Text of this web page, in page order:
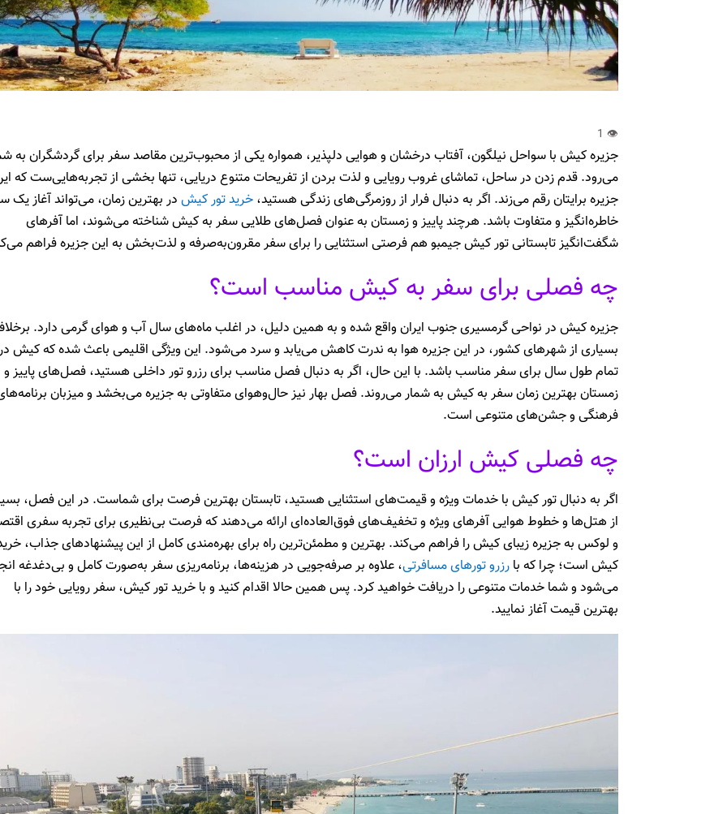
جزیره کیش با سواحل نیلگون، آفتاب درخشان و هوایی دلپذیر، همواره یکی از محبوب‌ترین مقاصد سفر برای گردشگران به
می‌رود. قدم زدن در ساحل، تماشای غروب رویایی و لذت بردن از تفریحات متنوع دریایی، تنها بخشی از تجربه‌هایی‌ست که
جزیره برایتان رقم می‌زند. اگر به دنبال فرار از روزمرگی‌های زندگی هستید،خرید تور کیش در بهترین زمان، می‌تواند آغاز یک
خاطره‌انگیز و متفاوت باشد. هرچند پاییز و زمستان به عنوان فصل‌های طلایی سفر به کیش شناخته می‌شوند، اما آفرهای
شگفت‌انگیز تابستانی تور کیش جیمبو هم فرصتی استثنایی را برای سفر مقرون‌به‌صرفه و لذت‌بخش به این جزیره فراهم
چه فصلی برای سفر به کیش مناسب است؟
جزیره کیش در نواحی گرمسیری جنوب ایران واقع شده و به همین دلیل، در اغلب ماه‌های سال آب و هوای گرمی دارد.
بسیاری از شهرهای کشور، در این جزیره هوا به ندرت کاهش می‌یابد و سرد می‌شود. این ویژگی اقلیمی باعث شده که کیش
تمام طول سال برای سفر مناسب باشد. با این حال، اگر به دنبال فصل مناسب برای رزرو تور داخلی هستید، فصل‌های پاییز و
زمستان بهترین زمان سفر به کیش به شمار می‌روند. فصل بهار نیز حال‌وهوای متفاوتی به جزیره می‌بخشد و میزبان
فرهنگی و جشن‌های متنوعی است.
چه فصلی کیش ارزان است؟
اگر به دنبال تور کیش با خدمات ویژه و قیمت‌های استثنایی هستید، تابستان بهترین فرصت برای شماست. در این فصل،
از هتل‌ها و خطوط هوایی آفرهای ویژه و تخفیف‌های فوق‌العاده‌ای ارائه می‌دهند که فرصت بی‌نظیری برای تجربه سفری
و لوکس به جزیره زیبای کیش را فراهم می‌کند. بهترین و مطمئن‌ترین راه برای بهره‌مندی کامل از این پیشنهادهای جذاب،
کیش است؛ چرا که بارزرو تورهای مسافرتی، علاوه بر صرفه‌جویی در هزینه‌ها، برنامه‌ریزی سفر به‌صورت کامل و بی‌دغدغه
می‌شود و شما خدمات متنوعی را دریافت خواهید کرد. پس همین حالا اقدام کنید و با خرید تور کیش، سفر رویایی خود را با
بهترین قیمت آغاز نمایید.